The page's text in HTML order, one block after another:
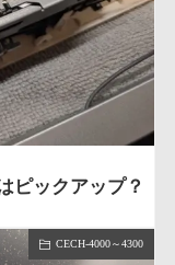
ピックアップ？
CECH-4000～4300